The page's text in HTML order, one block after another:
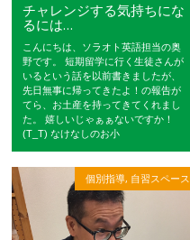
チャレンジする気持ちにな
るには…
こんにちは、ソラオト英語担当の奥
野です。 短期留学に行く生徒さんが
いるという話を以前書きましたが、
先日無事に帰ってきたよ！の報告が
てら、お土産を持ってきてくれまし
た。 嬉しいじゃぁぁないですか！
(T_T) なけなしのお小
個別指導, 自習スペース